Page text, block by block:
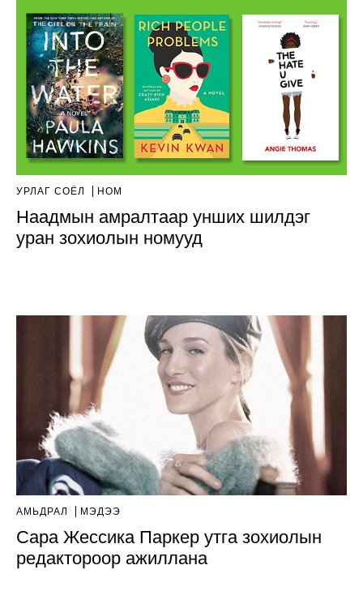
УРЛАГ СОЁЛ НОМ
Наадмын амралтаар унших шилдэг
уран зохиолын номууд
АМЬДРАЛ МЭДЭЭ
Сара Жессика Паркер утга зохиолын
редактороор ажиллана